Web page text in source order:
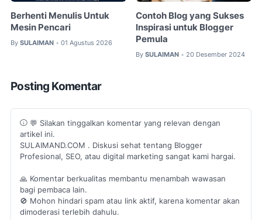
Berhenti Menulis Untuk
Mesin Pencari
By SULAIMAN • 01 Agustus 2026
Contoh Blog yang Sukses
Inspirasi untuk Blogger
Pemula
By SULAIMAN • 20 Desember 2024
Posting Komentar
💬 Silakan tinggalkan komentar yang relevan dengan
artikel ini.
SULAIMAND.COM . Diskusi sehat tentang Blogger
Profesional, SEO, atau digital marketing sangat kami hargai.
🙏 Komentar berkualitas membantu menambah wawasan
bagi pembaca lain.
🚫 Mohon hindari spam atau link aktif, karena komentar akan
dimoderasi terlebih dahulu.